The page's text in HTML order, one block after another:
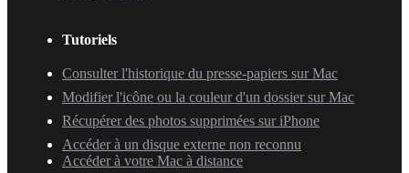
Tutoriels
Consulter l'historique du presse-papiers sur Mac
Modifier l'icône ou la couleur d'un dossier sur Mac
Récupérer des photos supprimées sur iPhone
Accéder à un disque externe non reconnu
Accéder à votre Mac à distance